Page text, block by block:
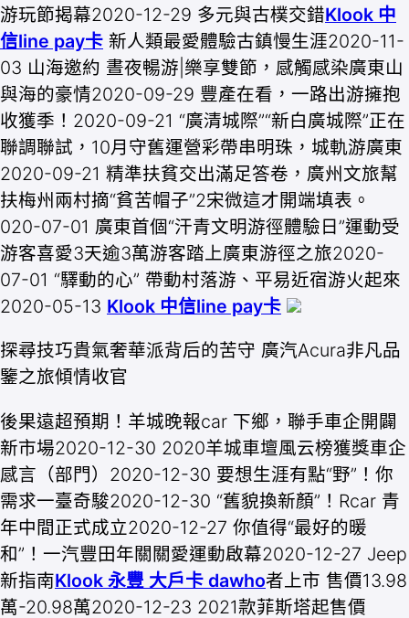
游玩節揭幕2020-12-29 多元與古樸交錯Klook 中
信line pay卡 新人類最愛體驗古鎮慢生涯2020-11-
03 山海邀約 晝夜暢游|樂享雙節，感觸感染廣東山
與海的豪情2020-09-29 豐產在看，一路出游擁抱
收獲季！2020-09-21 “廣清城際”“新白廣城際”正在
聯調聯試，10月守舊運營彩帶串明珠，城軌游廣東
2020-09-21 精準扶貧交出滿足答卷，廣州文旅幫
扶梅州兩村摘“貧苦帽子”2宋微這才開端填表。
020-07-01 廣東首個“汗青文明游徑體驗日”運動受
游客喜愛3天逾3萬游客踏上廣東游徑之旅2020-
07-01 “驛動的心” 帶動村落游、平易近宿游火起來
2020-05-13 Klook 中信line pay卡
探尋技巧貴氣奢華派背后的苦守 廣汽Acura非凡品
鑒之旅傾情收官
後果遠超預期！羊城晚報car 下鄉，聯手車企開闢
新市場2020-12-30 2020羊城車壇風云榜獲獎車企
感言（部門）2020-12-30 要想生涯有點“野”！你
需求一臺奇駿2020-12-30 “舊貌換新顏”！Rcar 青
年中間正式成立2020-12-27 你值得“最好的暖
和”！一汽豐田年關關愛運動啟幕2020-12-27 Jeep
新指南Klook 永豐 大戶卡 dawho者上市 售價13.98
萬-20.98萬2020-12-23 2021款菲斯塔起售價